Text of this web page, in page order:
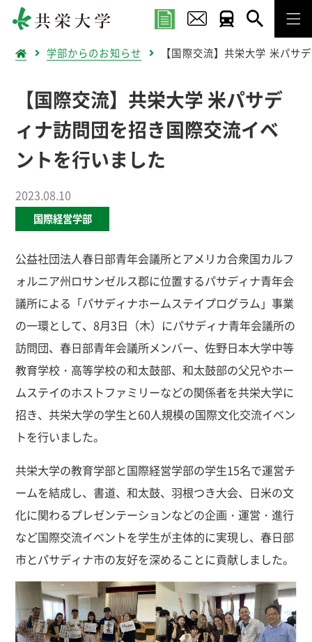
学部からのお知らせ 【国際交流】共栄大学 米パサ
【国際交流】共栄大学 米パサデ
ィナ訪問団を招き国際交流イベ
ントを行いました
2023.08.10
国際経営学部
公益社団法人春日部青年会議所とアメリカ合衆国カルフ
ォルニア州ロサンゼルス郡に位置するパサディナ青年会
議所による「パサディナホームステイプログラム」事業
の一環として、8月3日（木）にパサディナ青年会議所の
訪問団、春日部青年会議所メンバー、佐野日本大学中等
教育学校・高等学校の和太鼓部、和太鼓部の父兄やホー
ムステイのホストファミリーなどの関係者を共栄大学に
招き、共栄大学の学生と60人規模の国際文化交流イベン
トを行いました。
共栄大学の教育学部と国際経営学部の学生15名で運営チ
ームを結成し、書道、和太鼓、羽根つき大会、日米の文
化に関わるプレゼンテーションなどの企画・運営・進行
など国際交流イベントを学生が主体的に実現し、春日部
市とパサディナ市の友好を深めることに貢献しました。